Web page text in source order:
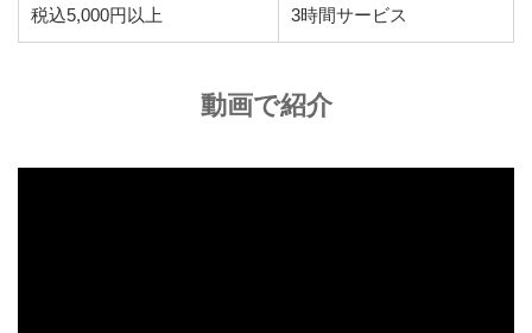
税込5,000円以上 3時間サービス
動画で紹介